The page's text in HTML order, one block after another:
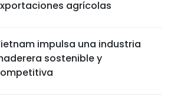
agrícolas
impulsa una industria
sostenible y